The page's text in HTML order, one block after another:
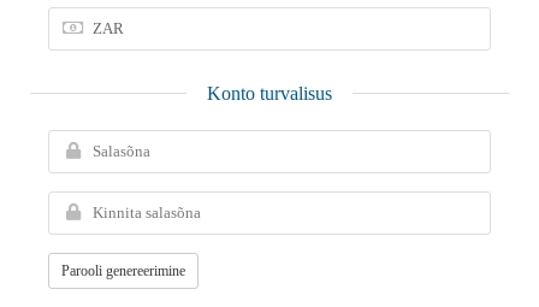
Konto turvalisus
Parooli genereerimine